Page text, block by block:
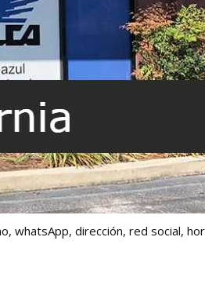
whatsApp, dirección, red social,